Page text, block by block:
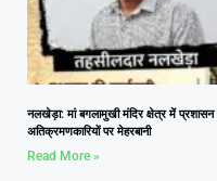
नलखेड़ा: मां बगलामुखी मंदिर क्षेत्र में प्रशासन
अतिक्रमणकारियों पर मेहरबानी
Read More »